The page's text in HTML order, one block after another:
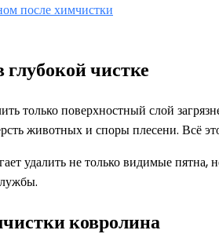
после химчистки
чистке
только поверхностный слой
животных и споры плесени. Всё
удалить не только видимые
ковролина